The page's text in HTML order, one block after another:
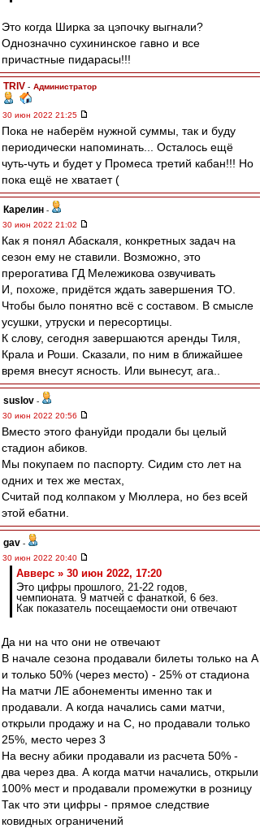
Это когда Ширка за цэпочку выгнали?
Однозначно сухининское гавно и все
причастные пидарасы!!!
TRIV - Администратор
30 июн 2022 21:25
Пока не наберём нужной суммы, так и буду
периодически напоминать... Осталось ещё
чуть-чуть и будет у Промеса третий кабан!!! Но
пока ещё не хватает (
Карелин -
30 июн 2022 21:02
Как я понял Абаскаля, конкретных задач на
сезон ему не ставили. Возможно, это
прерогатива ГД Мележикова озвучивать
И, похоже, придётся ждать завершения ТО.
Чтобы было понятно всё с составом. В смысле
усушки, утруски и пересортицы.
К слову, сегодня завершаются аренды Тиля,
Крала и Роши. Сказали, по ним в ближайшее
время внесут ясность. Или вынесут, ага..
suslov -
30 июн 2022 20:56
Вместо этого фануйди продали бы целый
стадион абиков.
Мы покупаем по паспорту. Сидим сто лет на
одних и тех же местах,
Считай под колпаком у Мюллера, но без всей
этой ебатни.
gav -
30 июн 2022 20:40
Авверс » 30 июн 2022, 17:20
Это цифры прошлого, 21-22 годов,
чемпионата. 9 матчей с фанаткой, 6 без.
Как показатель посещаемости они отвечают
Да ни на что они не отвечают
В начале сезона продавали билеты только на А
и только 50% (через место) - 25% от стадиона
На матчи ЛЕ абонементы именно так и
продавали. А когда начались сами матчи,
открыли продажу и на С, но продавали только
25%, место через 3
На весну абики продавали из расчета 50% -
два через два. А когда матчи начались, открыли
100% мест и продавали промежутки в розницу
Так что эти цифры - прямое следствие
ковидных ограничений